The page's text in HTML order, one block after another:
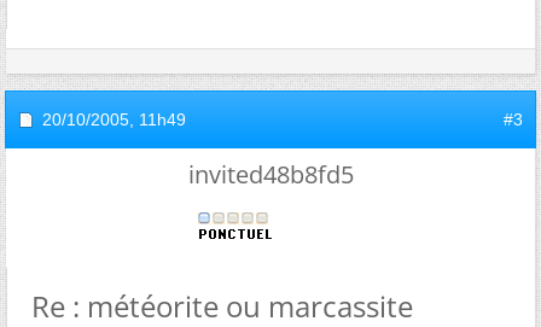
20/10/2005, 11h49 #3
invited48b8fd5
Re : météorite ou marcassite